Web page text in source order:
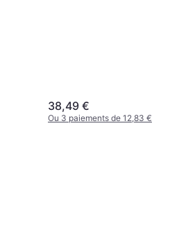
38,49 €
Ou 3 paiements de 12,83 €